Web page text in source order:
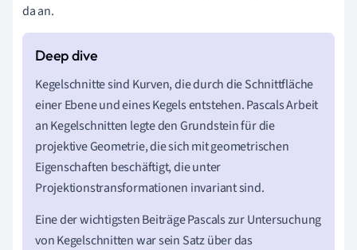
da an.
Kegelschnitte sind Kurven, die durch die Schnittfläche
einer Ebene und eines Kegels entstehen. Pascals Arbeit
an Kegelschnitten legte den Grundstein für die
projektive Geometrie, die sich mit geometrischen
Eigenschaften beschäftigt, die unter
Projektionstransformationen invariant sind.
Eine der wichtigsten Beiträge Pascals zur Untersuchung
von Kegelschnitten war sein Satz über das